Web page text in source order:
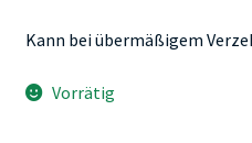
Kann bei übermäßigem
Vorrätig